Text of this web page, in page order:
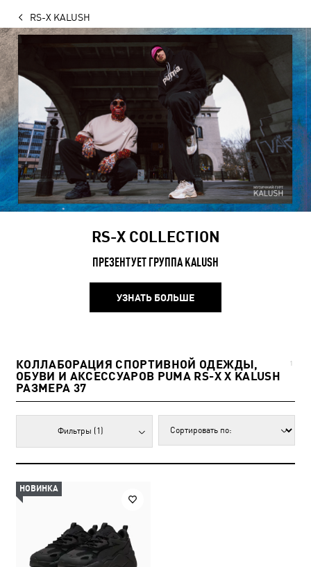
RS-X KALUSH
RS-X COLLECTION
ПРЕЗЕНТУЕТ ГРУППА KALUSH
УЗНАТЬ БОЛЬШЕ
КОЛЛАБОРАЦИЯ СПОРТИВНОЙ ОДЕЖДЫ,
ОБУВИ И АКСЕССУАРОВ PUMA RS-X X KALUSH
РАЗМЕРА 37
1
Фильтры (1)
НОВИНКА